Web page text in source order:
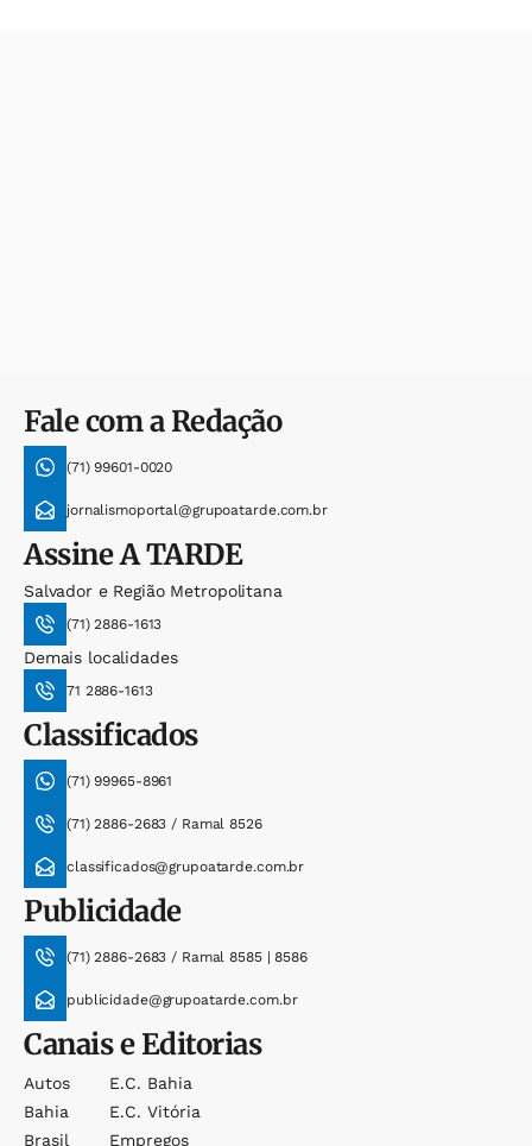
Fale com a Redação
(71) 99601-0020
jornalismoportal@grupoatarde.com.br
AssineA TARDE
Salvador e Região Metropolitana
(71) 2886-1613
Demais localidades
71 2886-1613
Classificados
(71) 99965-8961
(71) 2886-2683 / Ramal 8526
classificados@grupoatarde.com.br
Publicidade
(71) 2886-2683 / Ramal 8585 | 8586
publicidade@grupoatarde.com.br
Canais e Editorias
Autos
Bahia
Brasil
E.c. Bahia
E.c. Vitória
Empregos